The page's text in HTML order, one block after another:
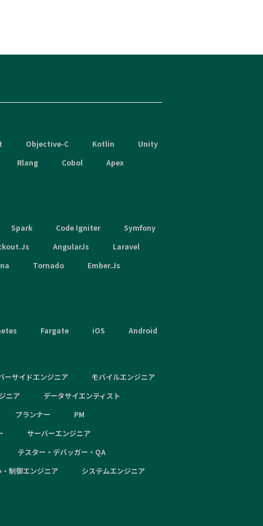
Objective-C Kotlin
Unity
Rlang Cobol
Apex
Spark Code Igniter
Symfony
AngularJs
Laravel
Tornado
Ember.Js
Fargate iOS Android
ーサイドエンジニア
モバイルエンジニア
ニア
データサイエンティスト
プランナー
PM
サーバーエンジニア
テスター・デバッガー・QA
制御エンジニア
システムエンジニア